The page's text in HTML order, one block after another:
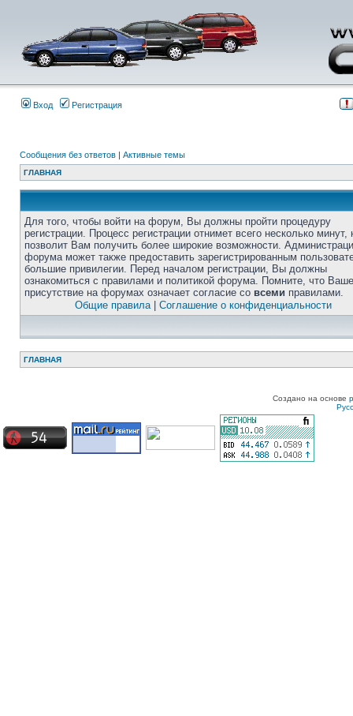
Вход Регистрация
Сообщения без ответов | Активные темы
ГЛАВНАЯ
Для того, чтобы войти на форум, Вы должны пройти процедуру
регистрации. Процесс регистрации отнимет всего несколько минут,
позволит Вам получить более широкие возможности.
форума может также предоставить зарегистрированным
большие привилегии. Перед началом регистрации, Вы должны
ознакомиться с правилами и политикой форума. Помните, что Ваше
присутствие на форумах означает согласие со всеми правилами.
Общие правила| Соглашение о конфиденциальности
ГЛАВНАЯ
Создано на основе